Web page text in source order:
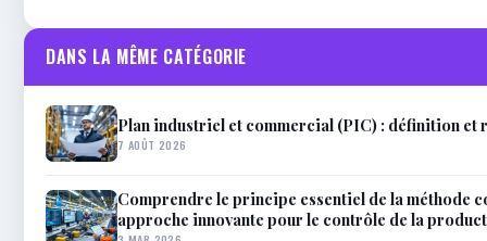
DANS LA MÊME CATÉGORIE
Plan industriel et commercial (PIC) : définition et
7 AOÛT 2026
Comprendre le principe essentiel de la méthode
approche innovante pour le contrôle de la